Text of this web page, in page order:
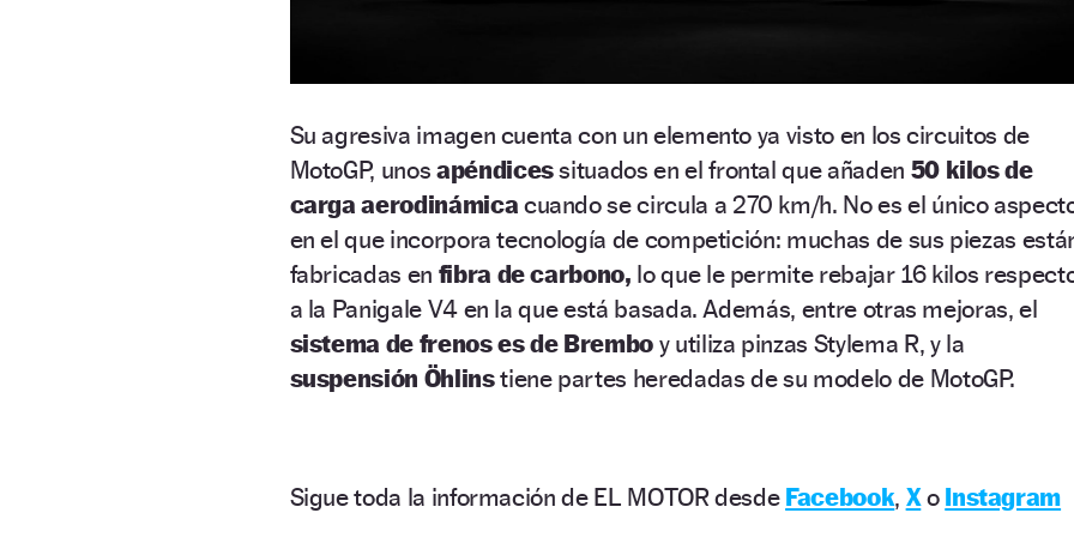
Su agresiva imagen cuenta con un elemento ya visto en los circuitos de
MotoGP, unos apéndicessituados en el frontal que añaden 50 kilos de
carga aerodinámica cuando se circula a 270 km/h. No es el único
en el que incorpora tecnología de competición: muchas de sus piezas
fabricadas en fibra de carbono, lo que le permite rebajar 16 kilos
a la Panigale V4 en la que está basada. Además, entre otras mejoras, el
sistema de frenos es de Brembo y utiliza pinzas Stylema R, y la
suspensión Öhlinstiene partes heredadas de su modelo de MotoGP.
Sigue toda la información de EL MOTOR desde Facebook, Xo Instagram